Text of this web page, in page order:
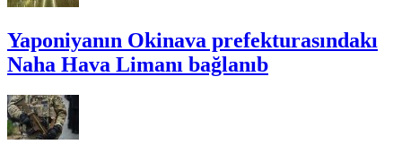
Yaponiyanın Okinava prefekturasındakı
Naha Hava Limanı bağlanıb